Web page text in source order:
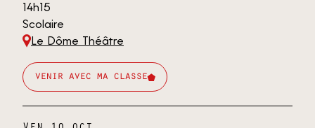
14h15
Scolaire
Le Dôme Théâtre
venir avec ma classe